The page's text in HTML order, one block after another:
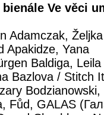
Ve věci
Adamczak, Željka
Apakidze, Yana
Baldiga, Leila
Bazlova / Stitch It
Bodzianowski,
Fůd, GALAS